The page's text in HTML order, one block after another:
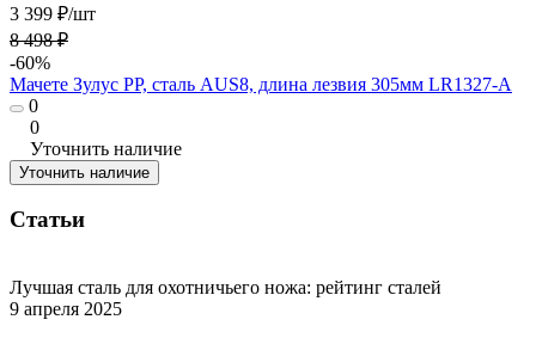
3 399 ₽/шт
8 498 ₽
-60%
Мачете Зулус РР, сталь AUS8, длина лезвия 305мм LR1327-A
0
0
Уточнить наличие
Уточнить наличие
Статьи
Лучшая сталь для охотничьего ножа: рейтинг сталей
9 апреля 2025